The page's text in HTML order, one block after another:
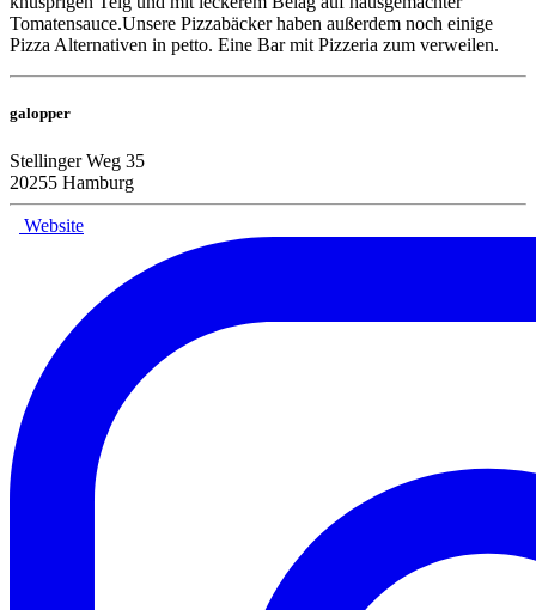
Tomatensauce.Unsere Pizzabäcker haben außerdem noch einige
Pizza Alternativen in petto. Eine Bar mit Pizzeria zum verweilen.
galopper
Stellinger Weg 35
20255 Hamburg
Website